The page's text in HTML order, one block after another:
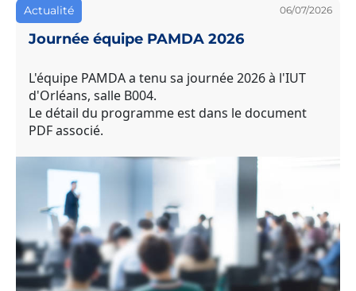
Actualité 06/07/2026
Journée équipe PAMDA 2026
L'équipe PAMDA a tenu sa journée 2026 à l'IUT
d'Orléans, salle B004.
Le détail du programme est dans le document
PDF associé.